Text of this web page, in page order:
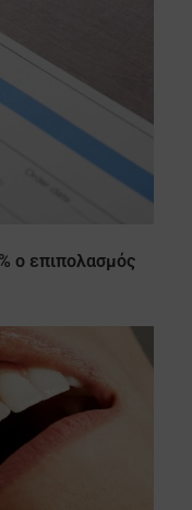
ο επιπολασμός